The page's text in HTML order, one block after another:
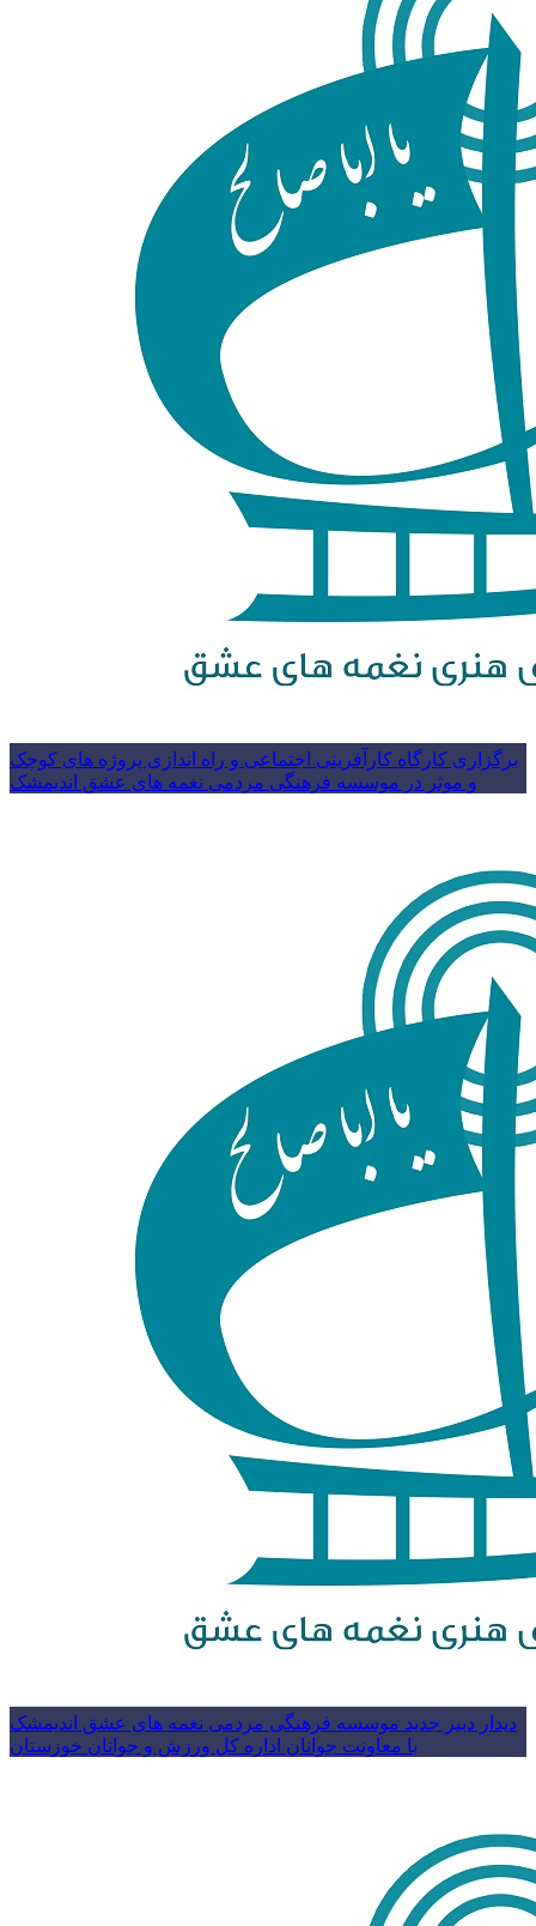
برگزاری کارگاه کارآفرینی اجتماعی و راه اندازی پروژه های کوچک
و موثر در موسسه فرهنگی مردمی نغمه های عشق اندیمشک
دیدار دبیر جدید موسسه فرهنگی مردمی نغمه های عشق اندیمشک
با معاونت جوانان اداره کل ورزش و جوانان خوزستان